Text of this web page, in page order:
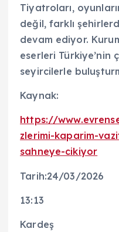
Tiyatroları,
değil, farklı
devam ediyor.
eserleri Türkiye’nin
seyircilerle
Kaynak:
https://
zlerimi-kaparim-
sahneye-cikiyor
Tarih:24/03/2026
13:13
Kardeş